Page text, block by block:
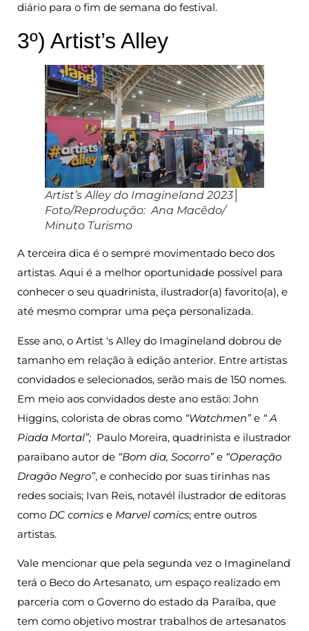
diário para o fim de semana do festival.
3º) Artist’s Alley
Artist’s Alley do Imagineland 2023│
Foto/Reprodução: Ana Macêdo/
Minuto Turismo
A terceira dica é o sempre movimentado beco dos
artistas. Aqui é a melhor oportunidade possível para
conhecer o seu quadrinista, ilustrador(a) favorito(a), e
até mesmo comprar uma peça personalizada.
Esse ano, o Artist ‘s Alley do Imagineland dobrou de
tamanho em relação à edição anterior. Entre artistas
convidados e selecionados, serão mais de 150 nomes.
Em meio aos convidados deste ano estão: John
Higgins, colorista de obras como “Watchmen”e “ A
Piada Mortal”; Paulo Moreira, quadrinista e ilustrador
paraibano autor de “Bom dia, Socorro”e “Operação
Dragão Negro”, e conhecido por suas tirinhas nas
redes sociais; Ivan Reis, notavél ilustrador de editoras
como DC comics e Marvel comics; entre outros
artistas.
Vale mencionar que pela segunda vez o Imagineland
terá o Beco do Artesanato, um espaço realizado em
parceria com o Governo do estado da Paraíba, que
tem como objetivo mostrar trabalhos de artesanatos